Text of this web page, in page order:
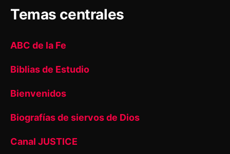
Temas centrales
ABC de la Fe
Biblias de Estudio
Bienvenidos
Biografías de siervos de Dios
Canal JUSTICE